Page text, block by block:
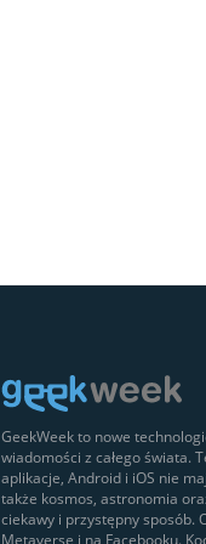
GeekWeek to nowe
wiadomości z całego świata.
aplikacje, Android i iOS nie
także kosmos, astronomia
ciekawy i przystępny sposób.
Metaverse i na Facebooku.